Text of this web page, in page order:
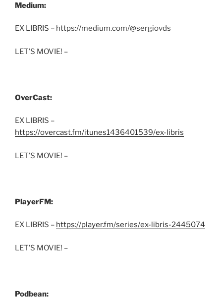
Medium:
EX LIBRIS – https://medium.com/@sergiovds
LET’S MOVIE! –
OverCast:
EX LIBRIS –
https://overcast.fm/itunes1436401539/ex-libris
LET’S MOVIE! –
PlayerFM:
EX LIBRIS – https://player.fm/series/ex-libris-2445074
LET’S MOVIE! –
Podbean: